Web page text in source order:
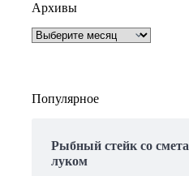
Архивы
Архивы
Популярное
Рыбный стейк со
луком